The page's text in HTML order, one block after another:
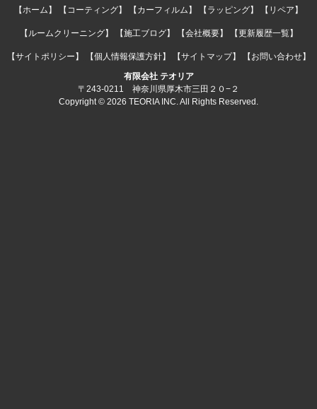
【ホーム】 【コーティング】 【カーフィルム】 【ラッピング】 【リペア】
【ルームクリーニング】 【施工ブログ】 【会社概要】 【更新履歴一覧】
【サイトポリシー】 【個人情報保護方針】 【サイトマップ】
【お問い合わせ】
有限会社 テオリア
〒243-0211 神奈川県厚木市三田２０−２
Copyright © 2026 TEORIA INC. All Rights Reserved.